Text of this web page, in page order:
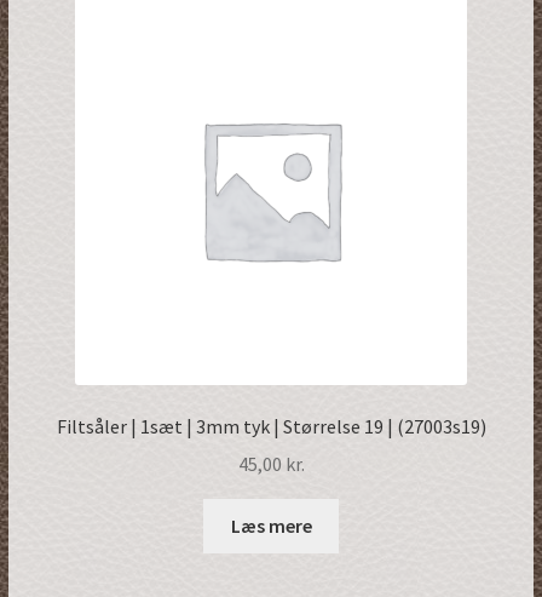
Filtsåler | 1sæt | 3mm tyk | Størrelse 19 | (27003s19)
45,00 kr.
Læs mere